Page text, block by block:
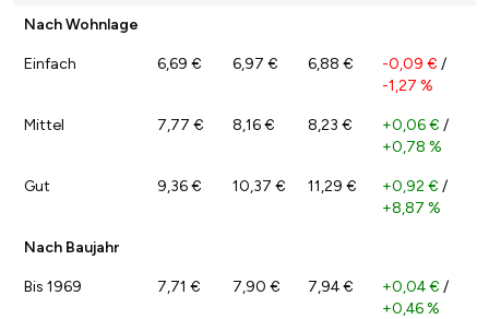
Nach Wohnlage
Einfach 6,69 € 6,97 € 6,88 € -0,09 € /
-1,27 %
Mittel 7,77 € 8,16 € 8,23 € +0,06 € /
+0,78 %
Gut 9,36 € 10,37 € 11,29 € +0,92 € /
+8,87 %
Nach Baujahr
Bis 1969 7,71 € 7,90 € 7,94 € +0,04 € /
+0,46 %